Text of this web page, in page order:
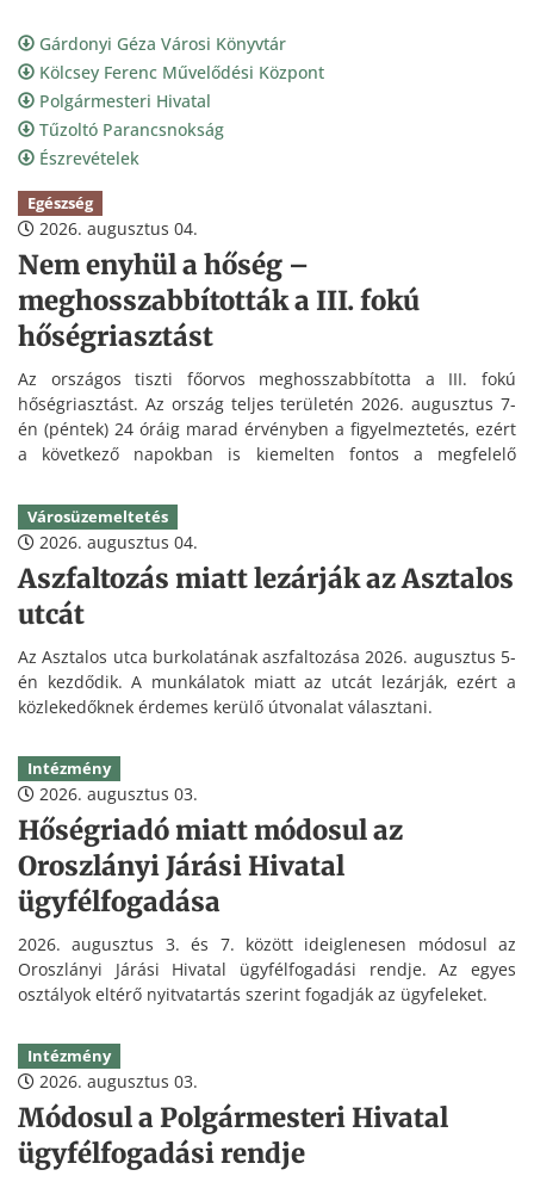
Gárdonyi Géza Városi Könyvtár
Kölcsey Ferenc Művelődési Központ
Polgármesteri Hivatal
Tűzoltó Parancsnokság
Észrevételek
Egészség
2026. augusztus 04.
Nem enyhül a hőség –
meghosszabbították a III. fokú
hőségriasztást
Az országos tiszti főorvos meghosszabbította a III. fokú
hőségriasztást. Az ország teljes területén 2026. augusztus 7-
én (péntek) 24 óráig marad érvényben a figyelmeztetés, ezért
a következő napokban is kiemelten fontos a megfelelő
Városüzemeltetés
2026. augusztus 04.
Aszfaltozás miatt lezárják az Asztalos
utcát
Az Asztalos utca burkolatának aszfaltozása 2026. augusztus 5-
én kezdődik. A munkálatok miatt az utcát lezárják, ezért a
közlekedőknek érdemes kerülő útvonalat választani.
Intézmény
2026. augusztus 03.
Hőségriadó miatt módosul az
Oroszlányi Járási Hivatal
ügyfélfogadása
2026. augusztus 3. és 7. között ideiglenesen módosul az
Oroszlányi Járási Hivatal ügyfélfogadási rendje. Az egyes
osztályok eltérő nyitvatartás szerint fogadják az ügyfeleket.
Intézmény
2026. augusztus 03.
Módosul a Polgármesteri Hivatal
ügyfélfogadási rendje